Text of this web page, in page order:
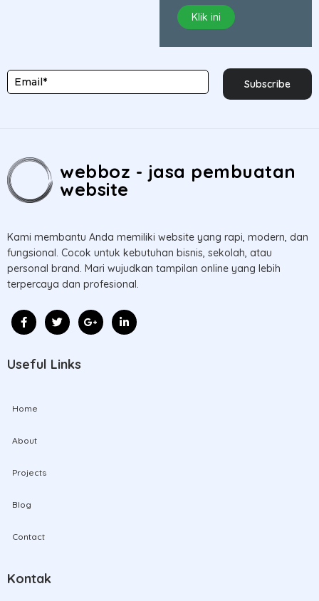
Klik ini
Subscribe
webboz - jasa pembuatan
website
Kami membantu Anda memiliki website yang rapi, modern, dan
fungsional. Cocok untuk kebutuhan bisnis, sekolah, atau
personal brand. Mari wujudkan tampilan online yang lebih
terpercaya dan profesional.
Useful Links
Home
About
Projects
Blog
Contact
Kontak